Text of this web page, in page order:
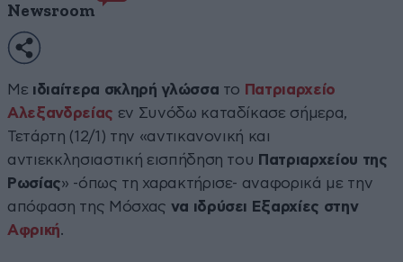
Newsroom
Με ιδιαίτερα σκληρή γλώσσα το Πατριαρχείο
Αλεξανδρείας εν Συνόδω καταδίκασε σήμερα,
Τετάρτη (12/1) την «αντικανονική και
αντιεκκλησιαστική εισπήδηση του Πατριαρχείου της
Ρωσίας» -όπως τη χαρακτήρισε- αναφορικά με την
απόφαση της Μόσχας να ιδρύσει Εξαρχίες στην
Αφρική.